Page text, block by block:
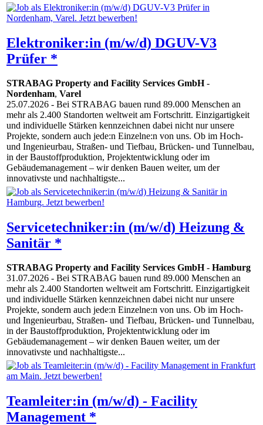
Elektroniker:in (m/w/d) DGUV-V3
Prüfer *
STRABAG Property and Facility Services GmbH-
Nordenham, Varel
25.07.2026 - Bei STRABAG bauen rund 89.000 Menschen an
mehr als 2.400 Standorten weltweit am Fortschritt. Einzigartigkeit
und individuelle Stärken kennzeichnen dabei nicht nur unsere
Projekte, sondern auch jede:n Einzelne:n von uns. Ob im Hoch-
und Ingenieurbau, Straßen- und Tiefbau, Brücken- und Tunnelbau,
in der Baustoffproduktion, Projektentwicklung oder im
Gebäudemanagement – wir denken Bauen weiter, um der
innovativste und nachhaltigste...
Servicetechniker:in (m/w/d) Heizung &
Sanitär *
STRABAG Property and Facility Services GmbH- Hamburg
31.07.2026 - Bei STRABAG bauen rund 89.000 Menschen an
mehr als 2.400 Standorten weltweit am Fortschritt. Einzigartigkeit
und individuelle Stärken kennzeichnen dabei nicht nur unsere
Projekte, sondern auch jede:n Einzelne:n von uns. Ob im Hoch-
und Ingenieurbau, Straßen- und Tiefbau, Brücken- und Tunnelbau,
in der Baustoffproduktion, Projektentwicklung oder im
Gebäudemanagement – wir denken Bauen weiter, um der
innovativste und nachhaltigste...
Teamleiter:in (m/w/d) - Facility
Management *